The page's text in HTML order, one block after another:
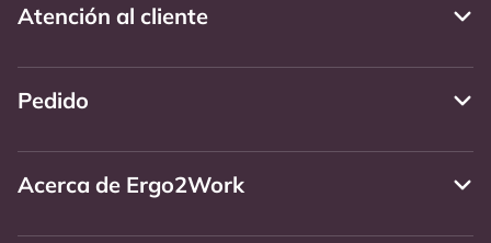
Atención al cliente
Pedido
Acerca de Ergo2Work